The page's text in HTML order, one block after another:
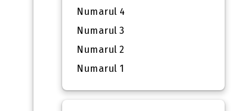
Numarul 4
Numarul 3
Numarul 2
Numarul 1